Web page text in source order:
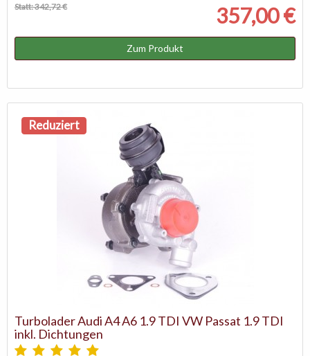
Statt: 342,72 €
357,00 €
Zum Produkt
Reduziert
Turbolader Audi A4 A6 1.9 TDI VW Passat 1.9 TDI
inkl. Dichtungen